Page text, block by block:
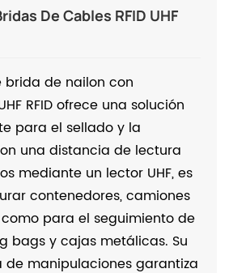
De Cables RFID UHF
brida de nailon con
RFID ofrece una solución
para el sellado y la
una distancia de lectura
mediante un lector UHF, es
contenedores, camiones
para el seguimiento de
bags y cajas metálicas. Su
de manipulaciones garantiza